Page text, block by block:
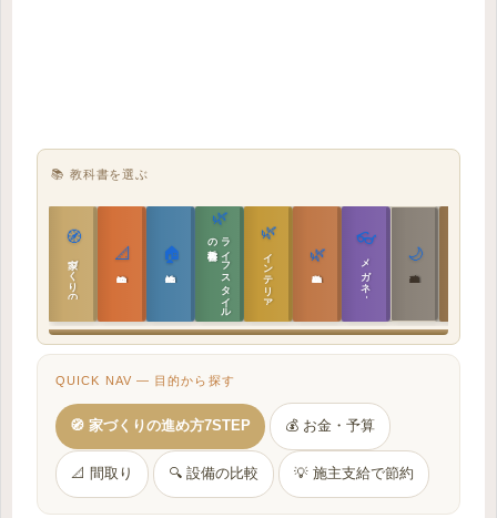
📚 教科書を選ぶ
🧭
家づくりの教科書 📐
実施設計の教科書
🏠
性能設計の教科書
🌿
ラ
イ
フ
ス
タ
イ
ル
の
教科書 🌿
インテリア設計 🌿
敷地設計の教科書
👓
メガネ｜転職 🌙
建築思想の教科書
QUICK NAV — 目的から探す
🧭 家づくりの進め方7STEP 💰 お金・予算
📐 間取り 🔍 設備の比較 💡 施主支給で節約